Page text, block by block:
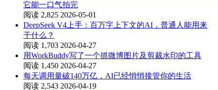
它能一口气拍完
阅读 2,825 2026-05-01
DeepSeek V4上手：百万字上下文的AI，普通人能用来
干什么？
阅读 1,703 2026-04-27
用WorkBuddy写了一个抓微博图片及剪裁水印的工具
阅读 1,450 2026-04-27
每天调用量破140万亿，AI已经悄悄接管你的生活
阅读 2,543 2026-04-19